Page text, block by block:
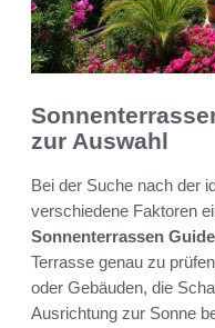
zur Auswahl
Bei der Suche nach der
verschiedene Faktoren
Sonnenterrassen Guide
Terrasse genau zu
oder Gebäuden, die
Ausrichtung zur Sonne